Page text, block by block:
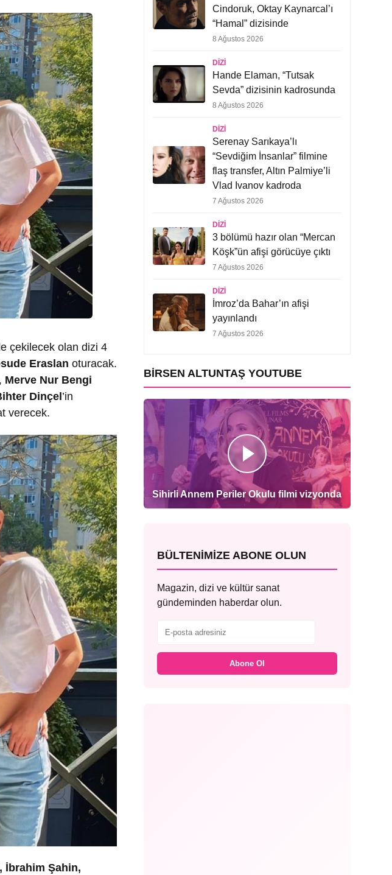
çekilecek olan dizi 4
Eraslan oturacak.
Merve Nur Bengi
Dinçel’in
verecek.
İbrahim Şahin,
Cindoruk, Oktay Kaynarcal’ı
“Hamal” dizisinde
8 Ağustos 2026
DIZI
Hande Elaman, “Tutsak
Sevda” dizisinin kadrosunda
8 Ağustos 2026
DIZI
Serenay Sarıkaya’lı
“Sevdiğim İnsanlar” filmine
flaş transfer, Altın Palmiye’li
Vlad Ivanov kadroda
7 Ağustos 2026
DIZI
3 bölümü hazır olan “Mercan
Köşk”ün afişi görücüye çıktı
7 Ağustos 2026
DIZI
İmroz’da Bahar’ın afişi
yayınlandı
7 Ağustos 2026
BIRSEN ALTUNTAŞ YOUTUBE
Sihirli Annem Periler Okulu filmi vizyonda
BÜLTENIMIZE ABONE OLUN
Magazin, dizi ve kültür sanat
gündeminden haberdar olun.
Abone Ol